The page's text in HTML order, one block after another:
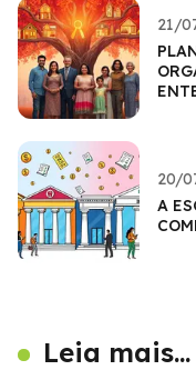
21/
20/
A
Leia mais...